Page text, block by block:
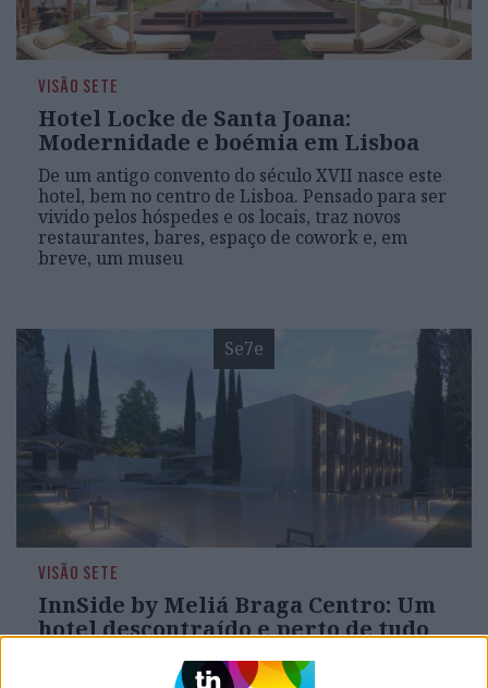
VISÃO SETE
Hotel Locke de Santa Joana:
Modernidade e boémia em Lisboa
De um antigo convento do século XVII nasce este
hotel, bem no centro de Lisboa. Pensado para ser
vivido pelos hóspedes e os locais, traz novos
restaurantes, bares, espaço de cowork e, em
breve, um museu
Se7e
VISÃO SETE
InnSide by Meliá Braga Centro: Um
hotel descontraído e perto de tudo
Ao lado do antigo Retiro das Convertidas nasceu
um hotel de quatro estrelas que apela à vontade